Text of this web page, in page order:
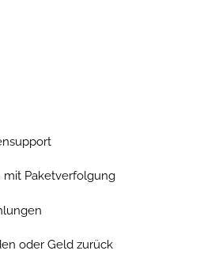
mit Paketverfolgung
oder Geld zurück